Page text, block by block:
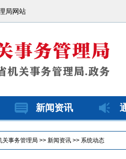
局网站
新闻资讯
关事务管理局 >> 新闻资讯 >> 系统动态